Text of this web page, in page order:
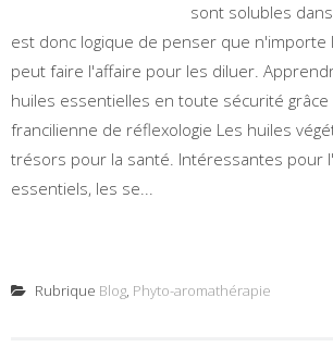
sont solubles
est donc logique de penser que
peut faire l'affaire pour les diluer.
huiles essentielles en toute sécurité grâce
francilienne de réflexologie Les huiles
trésors pour la santé. Intéressantes pour
essentiels, les se...
Rubrique Blog, Phyto-aromathérapie